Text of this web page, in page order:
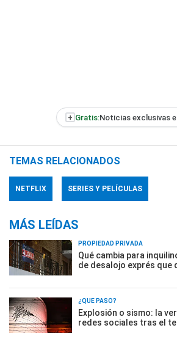
+ Gratis:Noticias exclusivas
TEMAS RELACIONADOS
NETFLIX SERIES Y PELÍCULAS
MÁS LEÍDAS
PROPIEDAD PRIVADA
Qué cambia para
de desalojo exprés que
¿QUÉ PASÓ?
Explosión o sismo: la
redes sociales tras el